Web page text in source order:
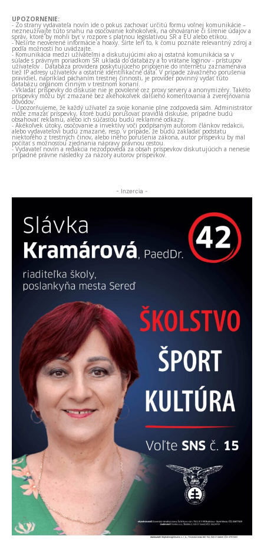
UPOZORNENIE:
- Zo strany vydavateľa novín ide o pokus zachovať určitú formu voľnej komunikácie –
nezneužívajte túto snahu na osočovanie kohokoľvek, na ohováranie či šírenie údajov a
správ, ktoré by mohli byť v rozpore s platnou legislatívou SR a EÚ alebo etikou.
- Nešírte neoverené informácie a hoaxy. Šírte len to, k čomu poznáte relevantný zdroj a
podľa možnosti ho uvádzajte.
- Komunikácia medzi užívateľmi a diskutujúcimi ako aj ostatná komunikácia sa v
súlade s právnym poriadkom SR ukladá do databázy a to vrátane loginov - prístupov
užívateľov . Databáza providera poskytujúceho pripojenie do internetu zaznamenáva
tiež IP adresy užívateľov a ostatné identifikačné dáta. V prípade závažného porušenia
pravidiel, napríklad páchaním trestnej činnosti, je provider povinný vydať túto
databázu orgánom činným v trestnom konaní.
- Vkladať príspevky do diskusie nie je povolené cez proxy servery a anonymizéry. Takéto
príspevky môžu byť zmazané bez akéhokoľvek ďalšieho komentovania a zverejňovania
dôvodov.
- Upozorňujeme, že každý užívateľ za svoje konanie plne zodpovedá sám. Administrátor
môže zmazať príspevky, ktoré budú porušovať pravidlá diskusie, prípadne budú
obsahovať reklamu, alebo ich súčasťou budú reklamné odkazy.
- Akékoľvek útoky, osočovanie a invektívy voči podpísaným autorom článkov redakcii,
alebo vydavateľovi budú zmazané, resp. v prípade, že budú zakladať podstatu
niektorého z trestných činov, alebo iného porušenia zákona, autor príspevku by mal
počítať s možnosťou zjednania nápravy právnou cestou.
- Vydavateľ novín a redakcia nezodpovedá za obsah príspevkov diskutujúcich a nenesie
prípadné právne následky za názory autorov príspevkov.
- Inzercia -